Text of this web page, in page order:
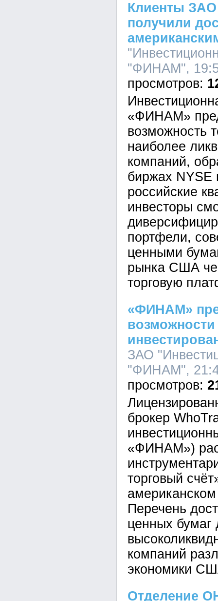
Клиенты
получили
"ФИНАМ",
«ФИНАМ»
возможность
наиболее
компаний,
биржах NYSE
российские
инвесторы
портфели,
ценными
рынка США
торговую
«ФИНАМ»
ЗАО
"ФИНАМ",
брокер
«ФИНАМ»)
торговый
Перечень
ценных бумаг
компаний
экономики
Отделение